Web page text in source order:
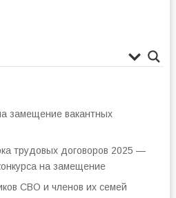
замещение вакантных
трудовых договоров 2025 —
на замещение
СВО и членов их семей